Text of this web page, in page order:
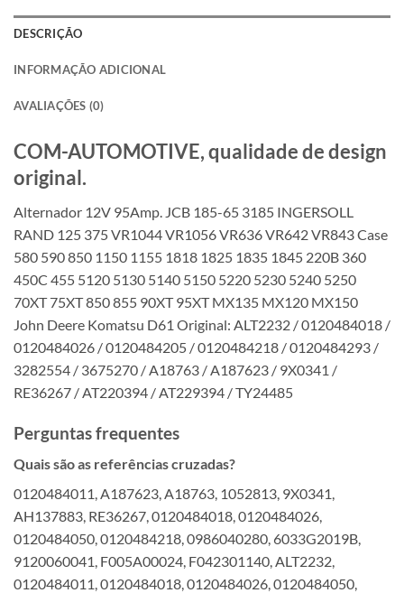
DESCRIÇÃO
INFORMAÇÃO ADICIONAL
AVALIAÇÕES (0)
COM-AUTOMOTIVE, qualidade de design
original.
Alternador 12V 95Amp. JCB 185-65 3185 INGERSOLL
RAND 125 375 VR1044 VR1056 VR636 VR642 VR843 Case
580 590 850 1150 1155 1818 1825 1835 1845 220B 360
450C 455 5120 5130 5140 5150 5220 5230 5240 5250
70XT 75XT 850 855 90XT 95XT MX135 MX120 MX150
John Deere Komatsu D61 Original: ALT2232 / 0120484018 /
0120484026 / 0120484205 / 0120484218 / 0120484293 /
3282554 / 3675270 / A18763 / A187623 / 9X0341 /
RE36267 / AT220394 / AT229394 / TY24485
Perguntas frequentes
Quais são as referências cruzadas?
0120484011, A187623, A18763, 1052813, 9X0341,
AH137883, RE36267, 0120484018, 0120484026,
0120484050, 0120484218, 0986040280, 6033G2019B,
9120060041, F005A00024, F042301140, ALT2232,
0120484011, 0120484018, 0120484026, 0120484050,